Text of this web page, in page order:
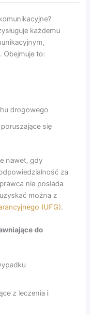
każdemu
Obejmuje to:
drogowego
się
nawet, gdy
za
nie posiada
można z
(UFG).
do
z leczenia i